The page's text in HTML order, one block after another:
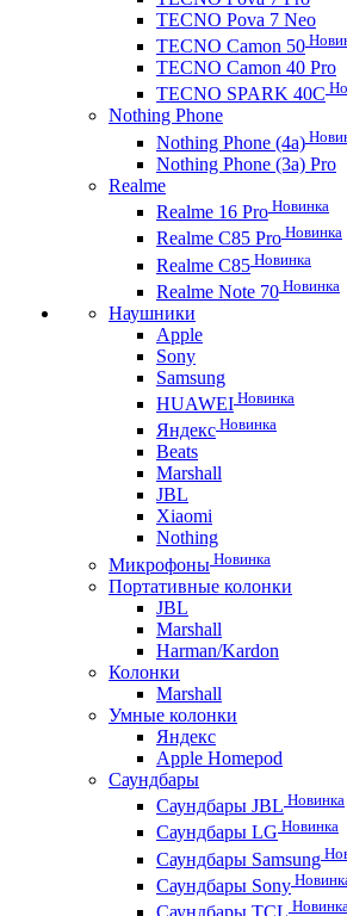
TECNO Pova 7 Neo
TECNO Camon 50
TECNO Camon 40 Pro
TECNO SPARK 40C
Nothing Phone
Nothing Phone (4a)
Nothing Phone (3a) Pro
Realme
Realme 16 Pro Новинка
Realme C85 Pro Новинка
Realme C85 Новинка
Realme Note 70 Новинка
Наушники
Apple
Sony
Samsung
HUAWEI Новинка
Яндекс Новинка
Beats
Marshall
JBL
Xiaomi
Nothing
Микрофоны Новинка
Портативные колонки
JBL
Marshall
Harman/Kardon
Колонки
Marshall
Умные колонки
Яндекс
Apple Homepod
Саундбары
Саундбары JBL Новинка
Саундбары LG Новинка
Саундбары Samsung
Саундбары Sony